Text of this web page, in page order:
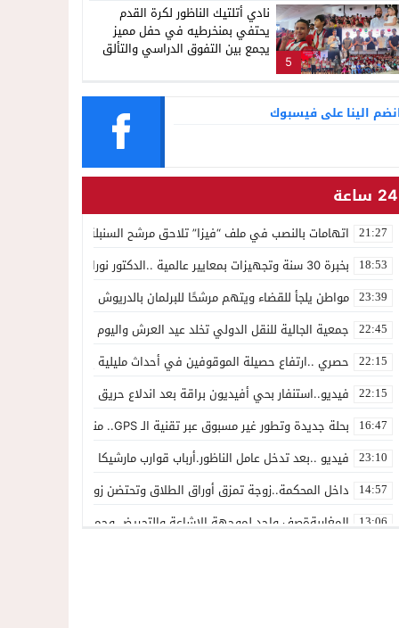
5
نادي أتلتيك الناظور لكرة القدم
يحتفي بمنخرطيه في حفل مميز
يجمع بين التفوق الدراسي والتألق
الينا على فيسبوك
24 ساعة
21:27 اتهامات بالنصب في ملف “فيزا” تلاحق مرشح السنبلة بالدريوش..
18:53 بخبرة 30 سنة وتجهيزات بمعايير عالمية ..الدكتور نورالدين صبار يفتتح عيادته المتخصصة في جراحة العظام بالناظور
23:39 مواطن يلجأ للقضاء ويتهم مرشحًا للبرلمان بالدريوش بالاستيلاء على 22 مليون سنتيم
22:45 جمعية الجالية للنقل الدولي تخلد عيد العرش واليوم الوطني للمهاجر
22:15 حصري ..ارتفاع حصيلة الموقوفين في أحداث مليلية إلى 82 شخصًا وتحقيقات تقود إلى متابعات جنائية ثقيلة
22:15 فيديو..استنفار بحي أفيديون براقة بعد اندلاع حريق داخل ضيعة فلاحية
16:47 بحلة جديدة وتطور غير مسبوق عبر تقنية الـ GPS.. منصة “مرحباناظور” تعزز مكانتها كوجهة أولى لسكان إقليمي الناظور والدريوش
23:10 فيديو ..بعد تدخل عامل الناظور.أرباب قوارب مارشيكا يعلقون احتجاجهم
14:57 داخل المحكمة..زوجة تمزق أوراق الطلاق وتحتضن زوجها في لحظة
13:06 المغاربةةصف واحد لموجهة الإشاعة والتحريض وحملات التضليل